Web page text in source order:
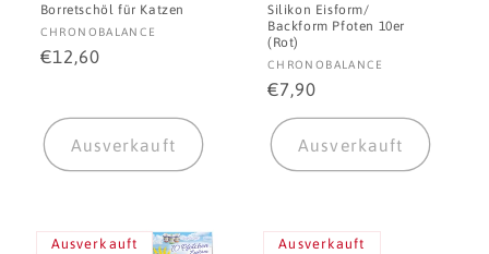
Borretschöl für Katzen
Anbieter:
CHRONOBALANCE
Normaler
€12,60
Ausverkauft
Silikon Eisform/
Backform Pfoten 10er
(Rot)
Anbieter:
CHRONOBALANCE
Normaler
Preis
€7,90
Ausverkauft
Ausverkauft Ausverkauft